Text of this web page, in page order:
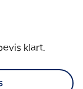
klart.